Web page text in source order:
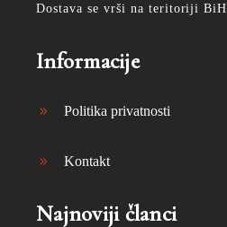
Dostava se vrši na teritoriji BiH.
Informacije
Politika privatnosti
Kontakt
Najnoviji članci